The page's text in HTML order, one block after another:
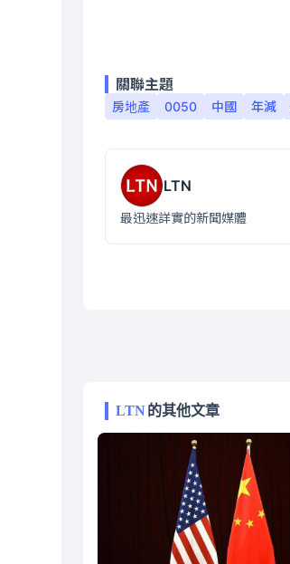
關聯主題
房地產 0050 中國 年減
LTN
最迅速詳實的新聞媒體
LTN的其他文章